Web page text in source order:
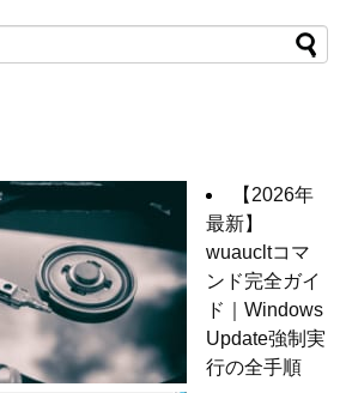
【2026年
最新】
wuaucltコマ
ンド完全ガイ
ド｜Windows
Update強制実
行の全手順